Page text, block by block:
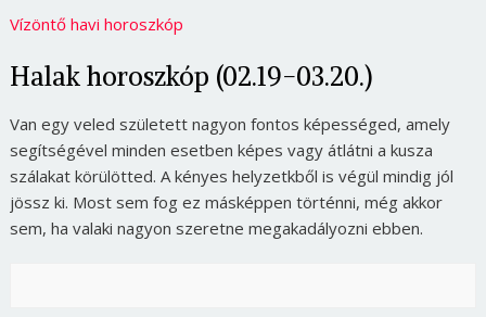
Vízöntő havi horoszkóp
Halak horoszkóp (02.19-03.20.)
Van egy veled született nagyon fontos képességed, amely
segítségével minden esetben képes vagy átlátni a kusza
szálakat körülötted. A kényes helyzetkből is végül mindig jól
jössz ki. Most sem fog ez másképpen történni, még akkor
sem, ha valaki nagyon szeretne megakadályozni ebben.